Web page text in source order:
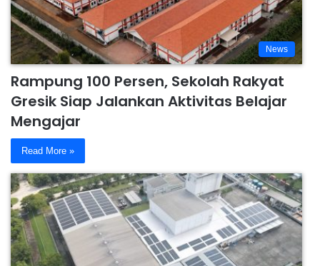
News
Rampung 100 Persen, Sekolah Rakyat
Gresik Siap Jalankan Aktivitas Belajar
Mengajar
Read More »